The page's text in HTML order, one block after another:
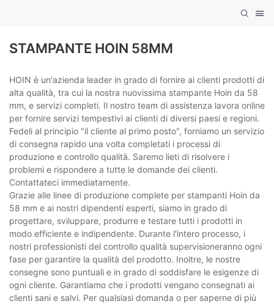
STAMPANTE HOIN 58MM
HOIN è un'azienda leader in grado di fornire ai clienti prodotti di
alta qualità, tra cui la nostra nuovissima stampante Hoin da 58
mm, e servizi completi. Il nostro team di assistenza lavora online
per fornire servizi tempestivi ai clienti di diversi paesi e regioni.
Fedeli al principio "il cliente al primo posto", forniamo un servizio
di consegna rapido una volta completati i processi di
produzione e controllo qualità. Saremo lieti di risolvere i
problemi e rispondere a tutte le domande dei clienti.
Contattateci immediatamente.
Grazie alle linee di produzione complete per stampanti Hoin da
58 mm e ai nostri dipendenti esperti, siamo in grado di
progettare, sviluppare, produrre e testare tutti i prodotti in
modo efficiente e indipendente. Durante l'intero processo, i
nostri professionisti del controllo qualità supervisioneranno ogni
fase per garantire la qualità del prodotto. Inoltre, le nostre
consegne sono puntuali e in grado di soddisfare le esigenze di
ogni cliente. Garantiamo che i prodotti vengano consegnati ai
clienti sani e salvi. Per qualsiasi domanda o per saperne di più